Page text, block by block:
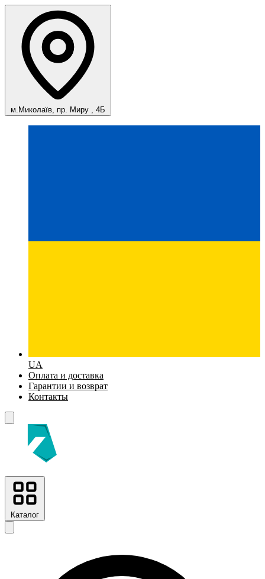
м.Миколаїв, пр. Миру , 4Б
UA
Оплата и доставка
Гарантии и возврат
Контакты
Каталог